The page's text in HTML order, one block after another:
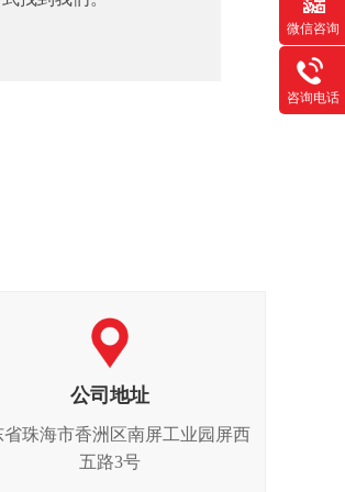
公司地址
省珠海市香洲区南屏工业园屏西
五路3号
微信咨询
咨询电话